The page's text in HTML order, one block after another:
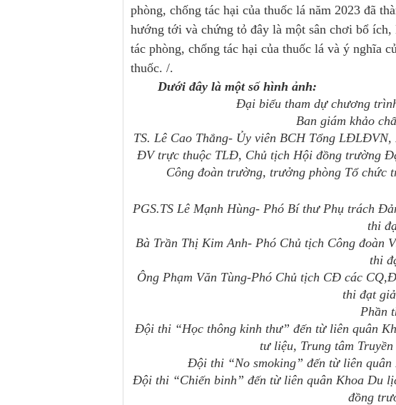
phòng, chống tác hại của thuốc lá năm 2023 đã
hướng tới và chứng tỏ đây là một sân chơi bổ
tác phòng, chống tác hại của thuốc lá và ý nghĩa
thuốc. /.
Dưới đây là một số hình ảnh:
Đại biểu tham dự chương
Ban giám khảo
TS. Lê Cao Thắng- Ủy viên BCH Tổng
ĐV trực thuộc TLĐ, Chủ tịch Hội đồng trường
Công đoàn trường, trưởng phòng Tổ
PGS.TS Lê Mạnh Hùng- Phó Bí thư Phụ trách
thi
Bà Trần Thị Kim Anh- Phó Chủ tịch Công đoàn
thi
Ông Phạm Văn Tùng-Phó Chủ tịch CĐ các
thi đạt
Phần
Đội thi “Học thông kinh thư” đến từ liên quân
tư liệu, Trung tâm
Đội thi “No smoking” đến từ liên
Đội thi “Chiến binh” đến từ liên quân Khoa Du
đồng